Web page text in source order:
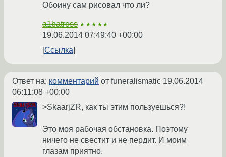
Обоину сам рисовал что ли?
a1batross ★★★★★
19.06.2014 07:49:40 +00:00
Ссылка
Ответ на: комментарий от funeralismatic 19.06.2014
06:11:08 +00:00
>SkaarjZR, как ты этим пользуешься?!
Это моя рабочая обстановка. Поэтому
ничего не свестит и не пердит. И моим
глазам приятно.